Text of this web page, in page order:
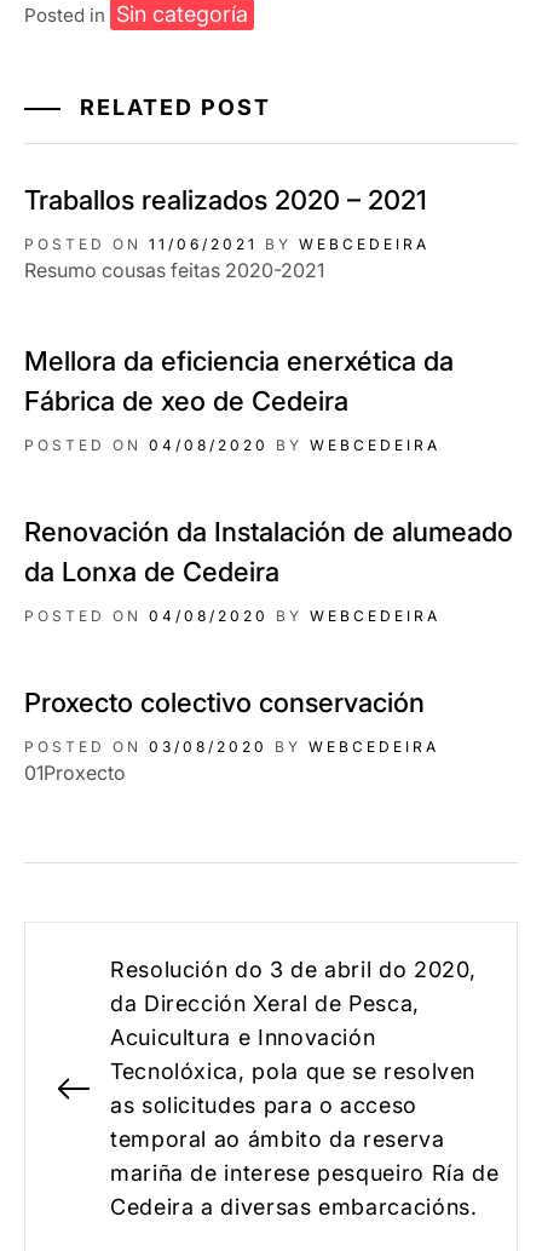
Posted in Sin categoría
RELATED POST
Traballos realizados 2020 – 2021
POSTED ON 11/06/2021 BY WEBCEDEIRA
Resumo cousas feitas 2020-2021
Mellora da eficiencia enerxética da
Fábrica de xeo de Cedeira
POSTED ON 04/08/2020 BY WEBCEDEIRA
Renovación da Instalación de alumeado
da Lonxa de Cedeira
POSTED ON 04/08/2020 BY WEBCEDEIRA
Proxecto colectivo conservación
POSTED ON 03/08/2020 BY WEBCEDEIRA
01Proxecto
Navegación
entradas
Previous
Resolución do 3 de abril do 2020,
da Dirección Xeral de Pesca,
Acuicultura e Innovación
Tecnolóxica, pola que se resolven
as solicitudes para o acceso
temporal ao ámbito da reserva
mariña de interese pesqueiro Ría de
Cedeira a diversas embarcacións.